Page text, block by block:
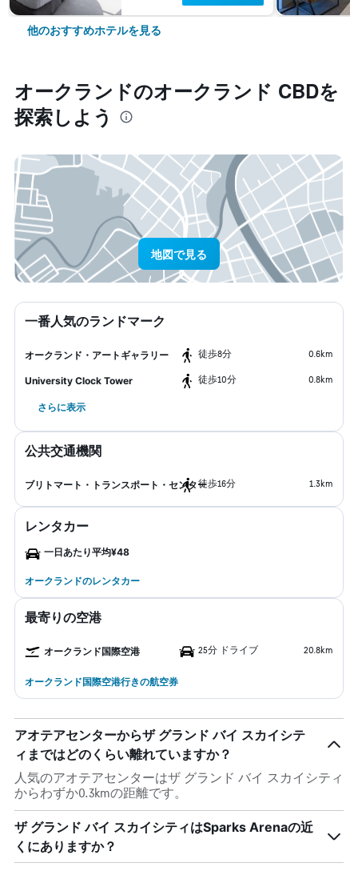
他のおすすめホテルを見る
オークランド​のオークランド CBD​を
探索しよう
地図で見る
一番人気のランドマーク
オークランド・アートギャラリー ​徒歩8分 0.6km
University Clock Tower ​徒歩10分 0.8km
さらに表示
公共交通機関
ブリトマート・トランスポート・センター​徒歩16分 1.3km
レンタカー
一日あたり平均¥48
オークランドのレンタカー
最寄りの空港
オークランド国際空港 25分 ドライブ 20.8km
オークランド国際空港行きの航空券
アオテアセンターからザ グランド バイ スカイシテ
ィまではどのくらい離れていますか？
人気のアオテアセンターはザ グランド バイ スカイシティ
からわずか0.3kmの距離です。
ザ グランド バイ スカイシティはSparks Arenaの近
くにありますか？